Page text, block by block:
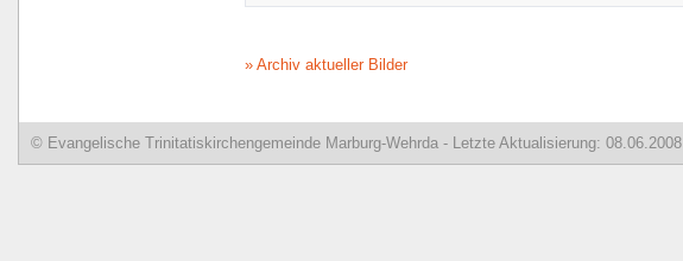
» Archiv aktueller Bilder
© Evangelische Trinitatiskirchengemeinde Marburg-Wehrda - Letzte Aktualisierung: 08.06.2008